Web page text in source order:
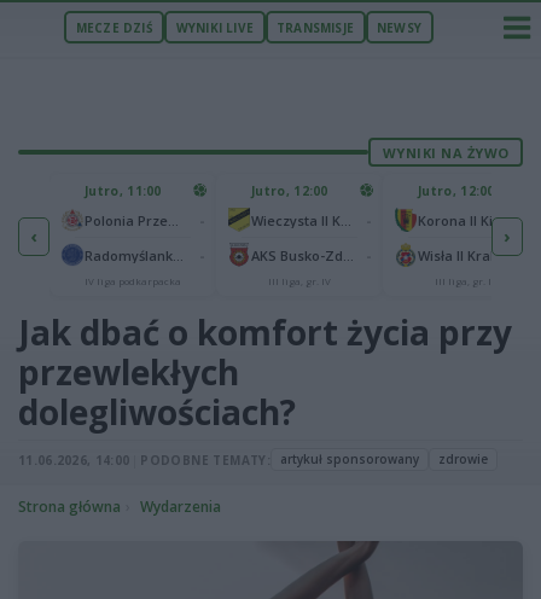
MECZE DZIŚ WYNIKI LIVE TRANSMISJE NEWSY
WYNIKI NA ŻYWO
‹
1
1
Jutro, 11:00
IV liga podkarpacka
Jutro, 12:00
III liga, gr. IV
Jutro, 12:00
Korona II Kielce
Wisła II Kraków
III liga, gr. IV
›
Jak dbać o komfort życia przy
przewlekłych
dolegliwościach?
11.06.2026, 14:00 PODOBNE TEMATY: artykuł sponsorowany zdrowie
Strona główna Wydarzenia